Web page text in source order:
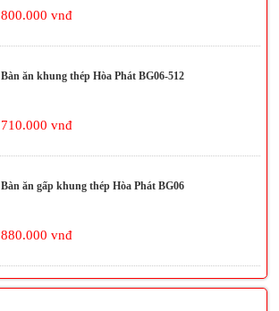
800.000 vnđ
Bàn ăn khung thép Hòa Phát BG06-512
710.000 vnđ
Bàn ăn gấp khung thép Hòa Phát BG06
880.000 vnđ